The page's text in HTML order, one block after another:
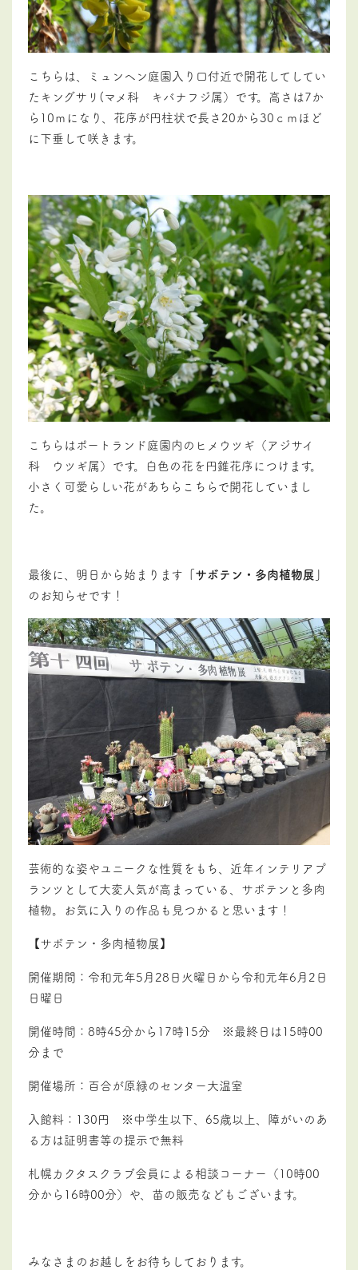
こちらは、ミュンヘン庭園入り口付近で開花してしてい
たキングサリ(マメ科 キバナフジ属）です。高さは7か
ら10ｍになり、花序が円柱状で長さ20から30ｃｍほど
に下垂して咲きます。
こちらはポートランド庭園内のヒメウツギ（アジサイ
科 ウツギ属）です。白色の花を円錐花序につけます。
小さく可愛らしい花があちらこちらで開花していまし
た。
最後に、明日から始まります 「サボテン・多肉植物展」
のお知らせです！
芸術的な姿やユニークな性質をもち、近年インテリアプ
ランツとして大変人気が高まっている、サボテンと多肉
植物。お気に入りの作品も見つかると思います！
【サボテン・多肉植物展】
開催期間：令和元年5月28日火曜日から令和元年6月2日
日曜日
開催時間：8時45分から17時15分 ※最終日は15時00
分まで
開催場所：百合が原緑のセンター大温室
入館料：130円 ※中学生以下、65歳以上、障がいのあ
る方は証明書等の提示で無料
札幌カクタスクラブ会員による相談コーナー（10時00
分から16時00分）や、苗の販売などもございます。
みなさまのお越しをお待ちしております。